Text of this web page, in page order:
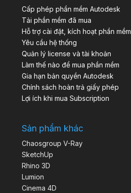
Cấp phép phần mềm Autodesk
Tải phần mềm đã mua
Hỗ trợ cài đặt, kích hoạt phần mềm
Yêu cầu hệ thống
Quản lý license và tài khoản
Làm thế nào để mua phần mềm
Gia hạn bản quyền Autodesk
Chính sách hoàn trả giấy phép
Lợi ích khi mua Subscription
Sản phẩm khác
Chaosgroup V-Ray
SketchUp
Rhino 3D
Lumion
Cinema 4D